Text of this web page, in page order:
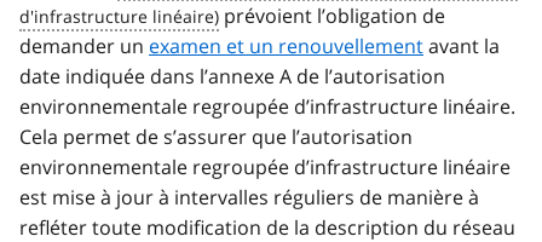
prévoient l’obligation de
demander un examen et un renouvellementavant la
date indiquée dans l’annexe A de l’autorisation
environnementale regroupée d’infrastructure linéaire.
Cela permet de s’assurer que l’autorisation
environnementale regroupée d’infrastructure linéaire
est mise à jour à intervalles réguliers de manière à
refléter toute modification de la description du réseau